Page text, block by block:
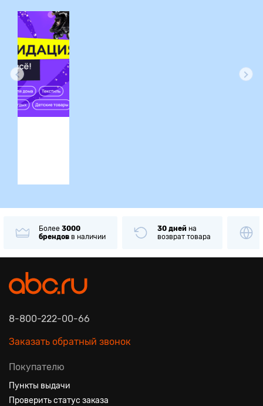
Более 3000
брендов в наличии
30 дней на
возврат товара
8-800-222-00-66
Заказать обратный звонок
Покупателю
Пункты выдачи
Проверить статус заказа